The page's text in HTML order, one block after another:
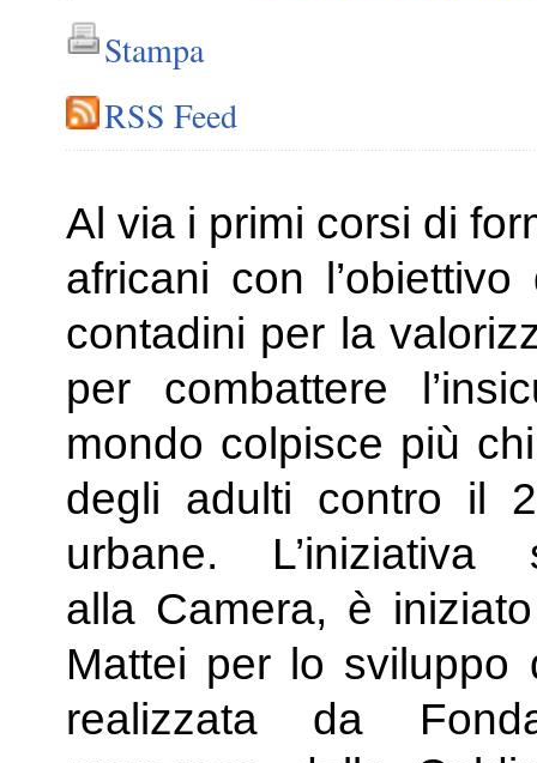
Stampa
RSS Feed
Al via i primi corsi di
africani con
contadini per la
per combattere
mondo colpisce più
degli adulti contro il
urbane.
alla Camera, è
Mattei per lo sviluppo
realizzata da